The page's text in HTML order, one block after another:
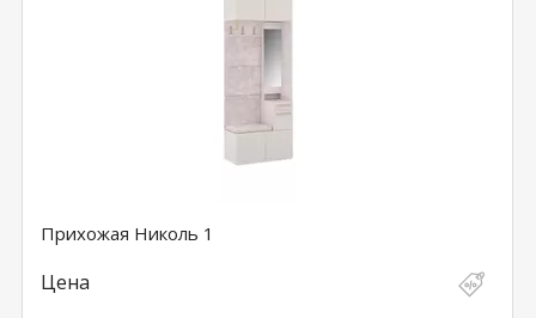
Прихожая Николь 1
Цена